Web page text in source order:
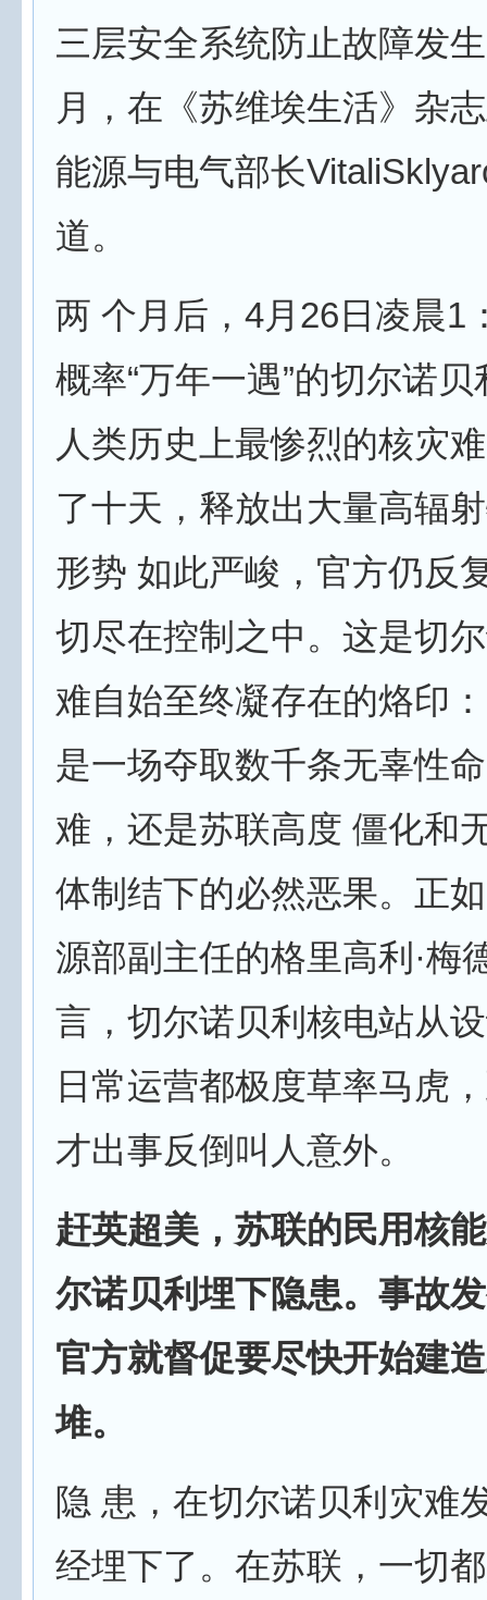
三层安全系统防止故障发
月，在《苏维埃生活》杂
能源与电气部长
道。
两 个月后，4月26日凌晨1
概率“万年一遇”的切尔诺
人类历史上最惨烈的核灾
了十天，释放出大量高辐
形势 如此严峻，官方仍反
切尽在控制之中。这是切
难自始至终凝存在的烙印
是一场夺取数千条无辜性
难，还是苏联高度 僵化和
体制结下的必然恶果。正
源部副主任的格里高利·梅
言，切尔诺贝利核电站从
日常运营都极度草率马虎
才出事反倒叫人意外。
赶英超美，苏联的民用核
尔诺贝利埋下隐患。事故
官方就督促要尽快开始建
堆。
隐 患，在切尔诺贝利灾难
经埋下了。在苏联，一切